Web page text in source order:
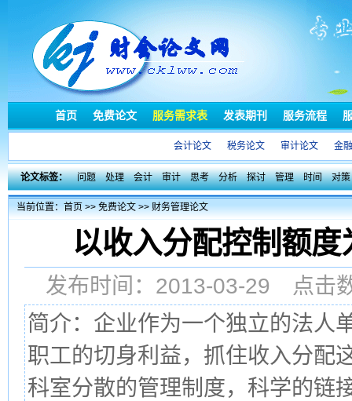
首页 免费论文 服务需求表 发表期刊 服务流程
会计论文 税务论文 审计论文 金
论文标签： 问题 处理 会计 审计 思考 分析 探讨 管理 时间 对策
当前位置：首页>>免费论文>>财务管理论文
以收入分配控制额
发布时间：2013-03-29 点
简介：企业作为一个独立的法人
职工的切身利益，抓住收入分配
科室分散的管理制度，科学的链